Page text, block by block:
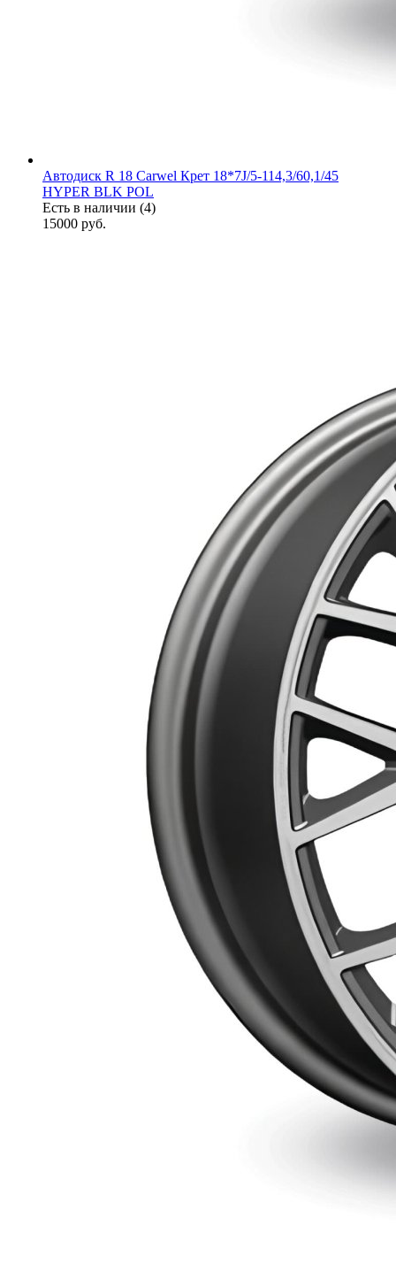
Автодиск R 18 Carwel Крет 18*7J/5-114,3/60,1/45
HYPER BLK POL
Есть в наличии (4)
15000 руб.